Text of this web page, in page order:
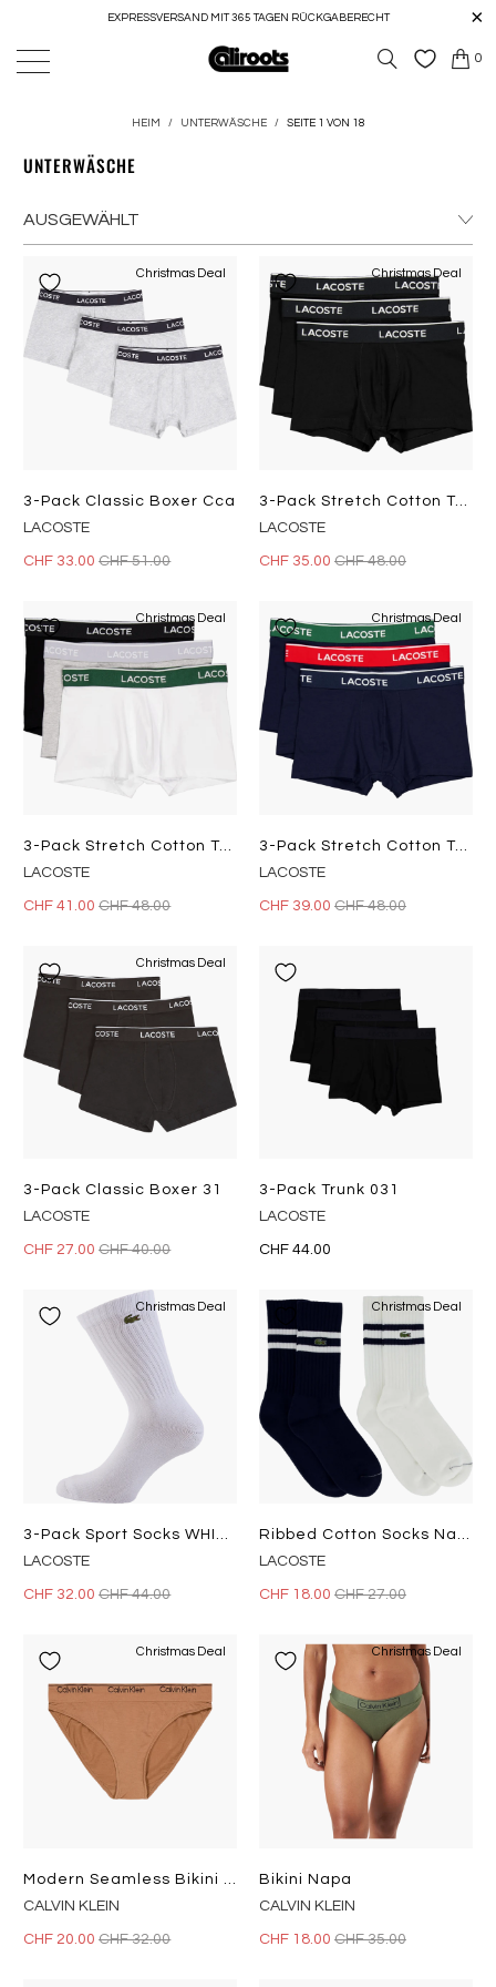
EXPRESSVERSAND MIT 365 TAGEN RÜCKGABERECHT
0
HEIM / UNTERWÄSCHE / SEITE 1 VON 18
UNTERWÄSCHE
Christmas Deal
3-Pack Classic Boxer Cca
LACOSTE
CHF 33.00CHF 51.00
Christmas Deal
3-Pack Stretch Cotton Trunks BLACK
LACOSTE
CHF 35.00 CHF 48.00
Christmas Deal
3-Pack Stretch Cotton Trunks Black/white-Silver Chine
LACOSTE
CHF 41.00CHF 48.00
Christmas Deal
3-Pack Stretch Cotton Trunks Navy Blue/green-Red-Navy Blue
LACOSTE
CHF 39.00 CHF 48.00
Christmas Deal
3-Pack Classic Boxer 31
LACOSTE
CHF 27.00CHF 40.00
3-Pack Trunk 031
LACOSTE
CHF 44.00
Christmas Deal
3-Pack Sport Socks WHITE/WHITE-WHITE
LACOSTE
CHF 32.00CHF 44.00
Christmas Deal
Ribbed Cotton Socks Navy Blue/white Hhw
LACOSTE
CHF 18.00 CHF 27.00
Christmas Deal
Modern Seamless Bikini Beige
CALVIN KLEIN
CHF 20.00CHF 32.00
Christmas Deal
Bikini Napa
CALVIN KLEIN
CHF 18.00 CHF 35.00